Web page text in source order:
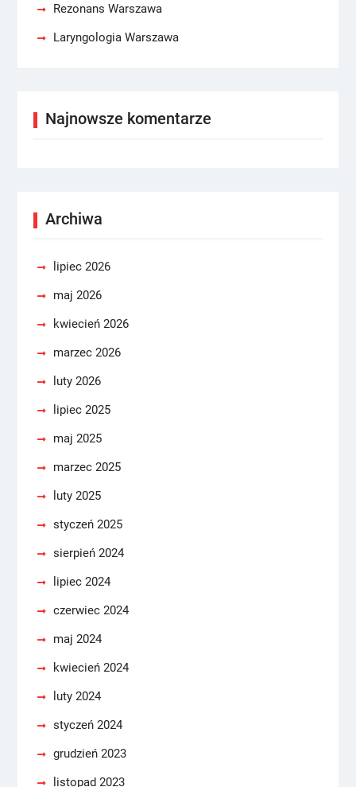
Rezonans Warszawa
Laryngologia Warszawa
Najnowsze komentarze
Archiwa
lipiec 2026
maj 2026
kwiecień 2026
marzec 2026
luty 2026
lipiec 2025
maj 2025
marzec 2025
luty 2025
styczeń 2025
sierpień 2024
lipiec 2024
czerwiec 2024
maj 2024
kwiecień 2024
luty 2024
styczeń 2024
grudzień 2023
listopad 2023